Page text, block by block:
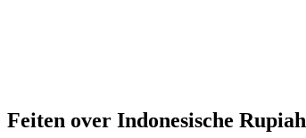
Feiten over Indonesische Rupiah